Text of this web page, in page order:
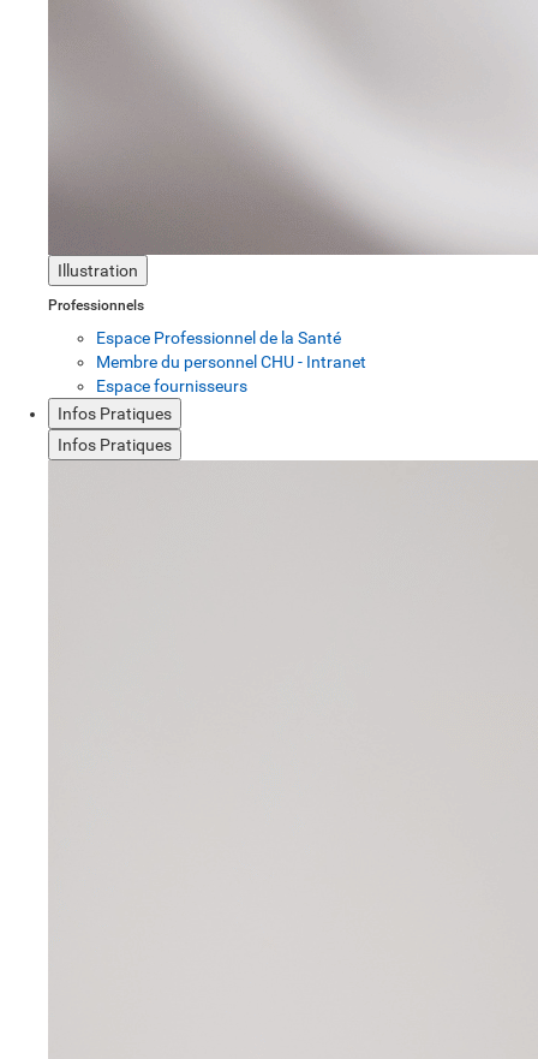
Illustration
Professionnels
Espace Professionnel de la Santé
Membre du personnel CHU - Intranet
Espace fournisseurs
Infos Pratiques
Infos Pratiques